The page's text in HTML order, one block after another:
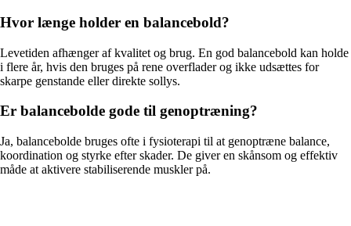
Hvor længe holder en balancebold?
Levetiden afhænger af kvalitet og brug. En god balancebold kan holde
i flere år, hvis den bruges på rene overflader og ikke udsættes for
skarpe genstande eller direkte sollys.
Er balancebolde gode til genoptræning?
Ja, balancebolde bruges ofte i fysioterapi til at genoptræne balance,
koordination og styrke efter skader. De giver en skånsom og effektiv
måde at aktivere stabiliserende muskler på.